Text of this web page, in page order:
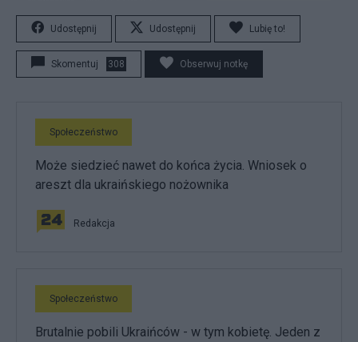
Udostępnij Udostępnij Lubię to!
Skomentuj 308 Obserwuj notkę
Społeczeństwo
Może siedzieć nawet do końca życia. Wniosek o
areszt dla ukraińskiego nożownika
Redakcja
Społeczeństwo
Brutalnie pobili Ukraińców - w tym kobietę. Jeden z